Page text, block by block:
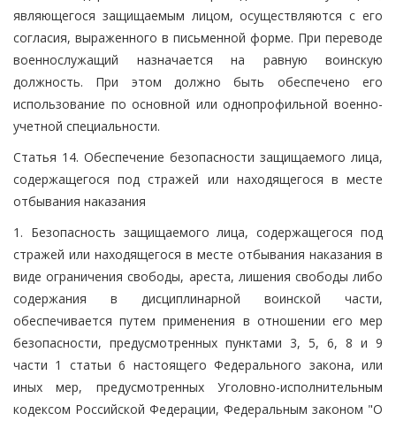
являющегося защищаемым лицом, осуществляются с его
согласия, выраженного в письменной форме. При переводе
военнослужащий назначается на равную воинскую
должность. При этом должно быть обеспечено его
использование по основной или однопрофильной военно-
учетной специальности.
Статья 14. Обеспечение безопасности защищаемого лица,
содержащегося под стражей или находящегося в месте
отбывания наказания
1. Безопасность защищаемого лица, содержащегося под
стражей или находящегося в месте отбывания наказания в
виде ограничения свободы, ареста, лишения свободы либо
содержания в дисциплинарной воинской части,
обеспечивается путем применения в отношении его мер
безопасности, предусмотренных пунктами 3, 5, 6, 8 и 9
части 1 статьи 6 настоящего Федерального закона, или
иных мер, предусмотренных Уголовно-исполнительным
кодексом Российской Федерации, Федеральным законом "О